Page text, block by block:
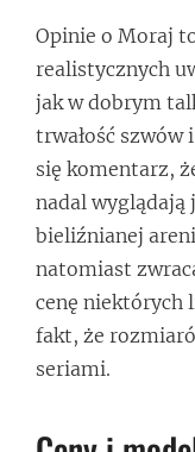
Opinie o Moraj
realistycznych
jak w dobrym
trwałość szwów
się komentarz,
nadal wyglądają
bieliźnianej
natomiast
cenę niektórych
fakt, że
seriami.